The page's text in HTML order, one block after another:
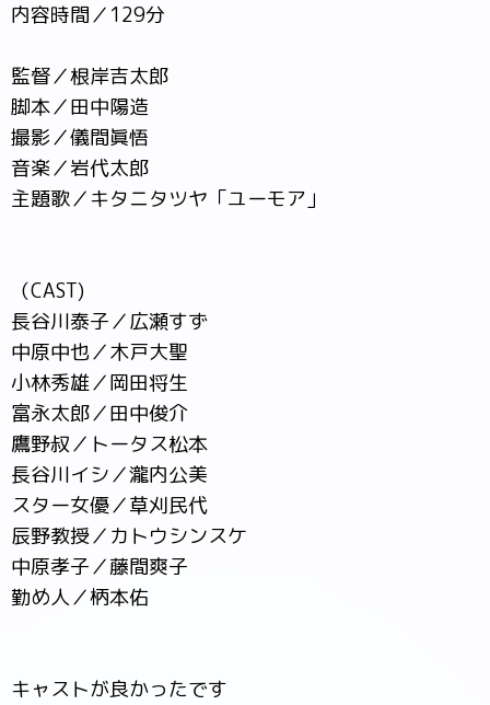
内容時間／129分
監督／根岸吉太郎
脚本／田中陽造
撮影／儀間眞悟
音楽／岩代太郎
主題歌／キタニタツヤ「ユーモア」
（CAST)
長谷川泰子／広瀬すず
中原中也／木戸大聖
小林秀雄／岡田将生
富永太郎／田中俊介
鷹野叔／トータス松本
長谷川イシ／瀧内公美
スター女優／草刈民代
辰野教授／カトウシンスケ
中原孝子／藤間爽子
勤め人／柄本佑
キャストが良かったです